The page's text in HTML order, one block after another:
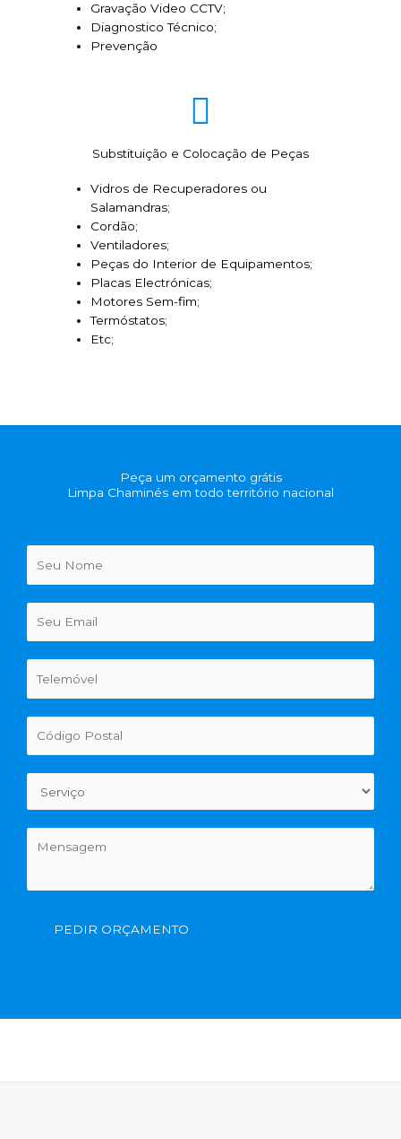
Gravação Video CCTV;
Diagnostico Técnico;
Prevenção
Substituição e Colocação de Peças
Vidros de Recuperadores ou
Salamandras;
Cordão;
Ventiladores;
Peças do Interior de Equipamentos;
Placas Electrónicas;
Motores Sem-fim;
Termóstatos;
Etc;
Peça um orçamento grátis
Limpa Chaminés em todo território nacional
PEDIR ORÇAMENTO